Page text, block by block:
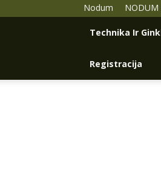
Nodum NODUM
Technika Ir
Registracija